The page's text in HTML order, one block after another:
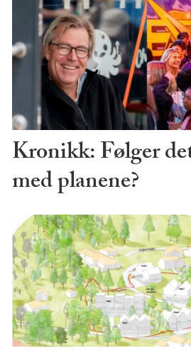
Kronikk: Følger
med planene?